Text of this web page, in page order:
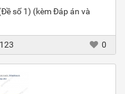
số 1) (kèm Đáp án và
123 0